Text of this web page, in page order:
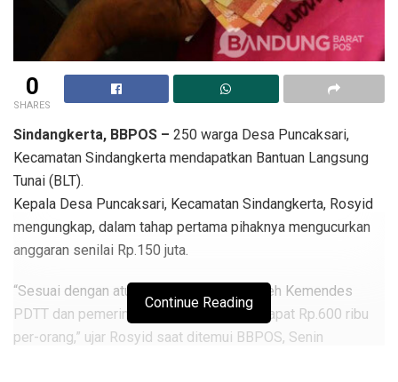
0
SHARES
Sindangkerta, BBPOS – 250 warga Desa Puncaksari,
Kecamatan Sindangkerta mendapatkan Bantuan Langsung
Tunai (BLT).
Kepala Desa Puncaksari, Kecamatan Sindangkerta, Rosyid
mengungkap, dalam tahap pertama pihaknya mengucurkan
anggaran senilai Rp.150 juta.
“Sesuai dengan aturan yang ditetapkan oleh Kemendes
PDTT dan pemerintah daerah, penerima dapat Rp.600 ribu
per-orang,” ujar Rosyid saat ditemui BBPOS, Senin
Continue Reading